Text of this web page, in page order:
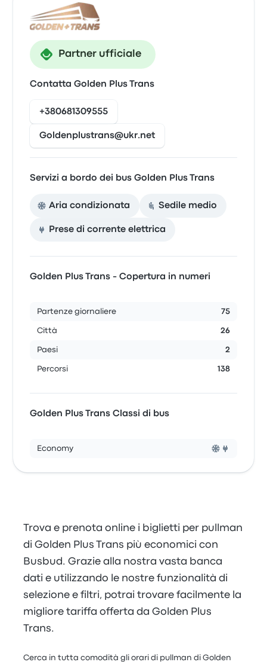
Partner ufficiale
Contatta Golden Plus Trans
+380681309555
Goldenplustrans@ukr.net
Servizi a bordo dei bus Golden Plus Trans
Aria condizionata Sedile medio
Prese di corrente elettrica
Golden Plus Trans - Copertura in numeri
Partenze giornaliere 75
Città 26
Paesi 2
Percorsi 138
Golden Plus Trans Classi di bus
Economy
Trova e prenota online i biglietti per pullman
di Golden Plus Trans più economici con
Busbud. Grazie alla nostra vasta banca
dati e utilizzando le nostre funzionalità di
selezione e filtri, potrai trovare facilmente la
migliore tariffa offerta da Golden Plus
Trans.
Cerca in tutta comodità gli orari di pullman di Golden